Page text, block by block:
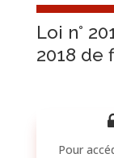
Loi n°
2018 de
Pour